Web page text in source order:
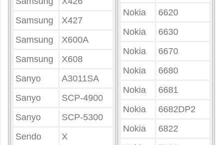
Samsung
X427
Samsung
X600A
Samsung
X608
Sanyo
A3011SA
Sanyo
SCP-4900
Sanyo
SCP-5300
Sendo
X
Nokia
6620
Nokia
6630
Nokia
6670
Nokia
6680
Nokia
6681
Nokia
6682DP2
Nokia
6822